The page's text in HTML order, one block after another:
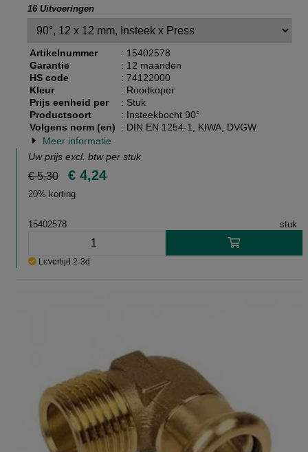
16 Uitvoeringen
Artikelnummer
: 15402578
Garantie
: 12 maanden
HS code
: 74122000
Kleur
: Roodkoper
Prijs eenheid per
: Stuk
Productsoort
: Insteekbocht 90°
Volgens norm (en)
: DIN EN 1254-1, KIWA, DVGW
Meer informatie
Uw prijs excl. btw per stuk
€ 5,30 € 4,24
20% korting
15402578 stuk
Levertijd 2-3d